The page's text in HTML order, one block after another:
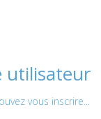
utilisateur
vous inscrire...